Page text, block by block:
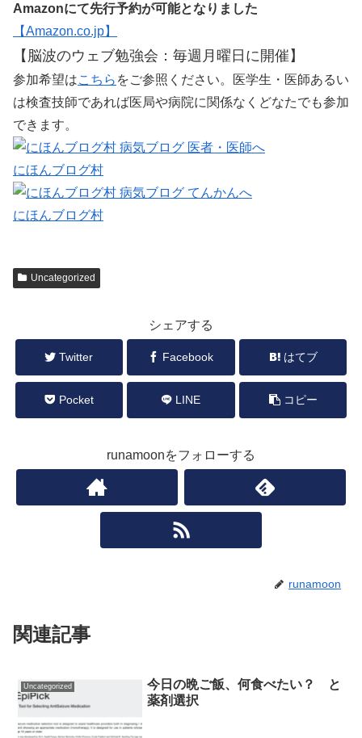
Amazonにて先行予約が可能となりました
【Amazon.co.jp】
【脳波のウェブ勉強会：毎週月曜日に開催】
参加希望はこちら をご参照ください。医学生・医師あるい
は検査技師であれば医局や病院に関係なくどなたでも参加
できます。
にほんブログ村
にほんブログ村
Uncategorized
シェアする
Twitter Facebook はてブ
Pocket LINE コピー
runamoonをフォローする
runamoon
関連記事
Uncategorized
今日の晩ご飯、何食べたい？ と
薬剤選択